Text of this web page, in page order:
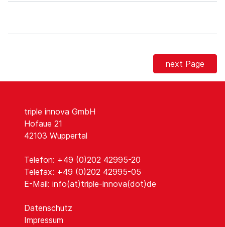
next Page
triple innova GmbH
Hofaue 21
42103 Wuppertal
Telefon: +49 (0)202 42995-20
Telefax: +49 (0)202 42995-05
E-Mail: info(at)triple-innova(dot)de
Datenschutz
Impressum